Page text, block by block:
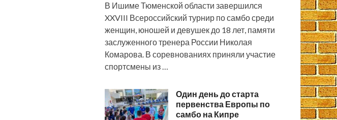
В Ишиме Тюменской области завершился
XXVIII Всероссийский турнир по самбо среди
женщин, юношей и девушек до 18 лет, памяти
заслуженного тренера России Николая
Комарова. В соревнованиях приняли участие
спортсмены из …
Один день до старта
первенства Европы по
самбо на Кипре